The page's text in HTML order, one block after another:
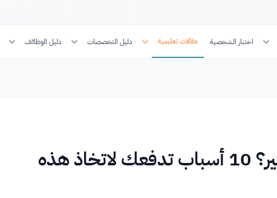
اختبار الشخصية مقالات تعليمية دليل التخصصات دليل الوظائف
ما هي أهمية دراسة الماجستير؟ 10 أسباب تدفعك لاتخاذ هذه